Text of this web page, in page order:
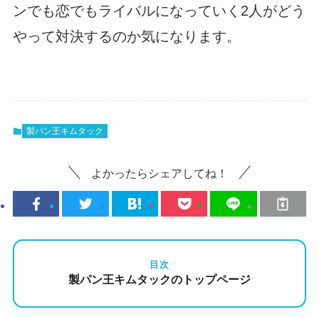
ンでも恋でもライバルになっていく2人がどう
やって対決するのか気になります。
製パン王キムタック
よかったらシェアしてね！
目次
製パン王キムタックのトップページ